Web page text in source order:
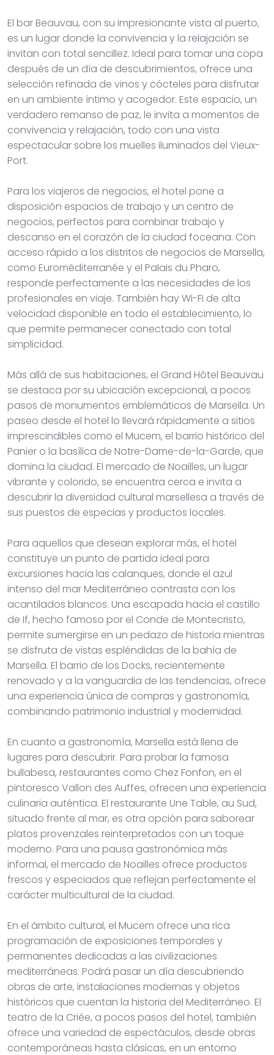
El bar Beauvau, con su impresionante vista al puerto,
es un lugar donde la convivencia y la relajación se
invitan con total sencillez. Ideal para tomar una copa
después de un día de descubrimientos, ofrece una
selección refinada de vinos y cócteles para disfrutar
en un ambiente íntimo y acogedor. Este espacio, un
verdadero remanso de paz, le invita a momentos de
convivencia y relajación, todo con una vista
espectacular sobre los muelles iluminados del Vieux-
Port.
Para los viajeros de negocios, el hotel pone a
disposición espacios de trabajo y un centro de
negocios, perfectos para combinar trabajo y
descanso en el corazón de la ciudad foceana. Con
acceso rápido a los distritos de negocios de Marsella,
como Euroméditerranée y el Palais du Pharo,
responde perfectamente a las necesidades de los
profesionales en viaje. También hay Wi-Fi de alta
velocidad disponible en todo el establecimiento, lo
que permite permanecer conectado con total
simplicidad.
Más allá de sus habitaciones, el Grand Hôtel Beauvau
se destaca por su ubicación excepcional, a pocos
pasos de monumentos emblemáticos de Marsella. Un
paseo desde el hotel lo llevará rápidamente a sitios
imprescindibles como el Mucem, el barrio histórico del
Panier o la basílica de Notre-Dame-de-la-Garde, que
domina la ciudad. El mercado de Noailles, un lugar
vibrante y colorido, se encuentra cerca e invita a
descubrir la diversidad cultural marsellesa a través de
sus puestos de especias y productos locales.
Para aquellos que desean explorar más, el hotel
constituye un punto de partida ideal para
excursiones hacia las calanques, donde el azul
intenso del mar Mediterráneo contrasta con los
acantilados blancos. Una escapada hacia el castillo
de If, hecho famoso por el Conde de Montecristo,
permite sumergirse en un pedazo de historia mientras
se disfruta de vistas espléndidas de la bahía de
Marsella. El barrio de los Docks, recientemente
renovado y a la vanguardia de las tendencias, ofrece
una experiencia única de compras y gastronomía,
combinando patrimonio industrial y modernidad.
En cuanto a gastronomía, Marsella está llena de
lugares para descubrir. Para probar la famosa
bullabesa, restaurantes como Chez Fonfon, en el
pintoresco Vallon des Auffes, ofrecen una experiencia
culinaria auténtica. El restaurante Une Table, au Sud,
situado frente al mar, es otra opción para saborear
platos provenzales reinterpretados con un toque
moderno. Para una pausa gastronómica más
informal, el mercado de Noailles ofrece productos
frescos y especiados que reflejan perfectamente el
carácter multicultural de la ciudad.
En el ámbito cultural, el Mucem ofrece una rica
programación de exposiciones temporales y
permanentes dedicadas a las civilizaciones
mediterráneas. Podrá pasar un día descubriendo
obras de arte, instalaciones modernas y objetos
históricos que cuentan la historia del Mediterráneo. El
teatro de la Criée, a pocos pasos del hotel, también
ofrece una variedad de espectáculos, desde obras
contemporáneas hasta clásicas, en un entorno